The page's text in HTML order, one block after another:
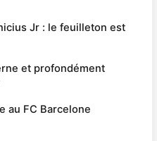
Jr : le feuilleton est
et profondément
au FC Barcelone